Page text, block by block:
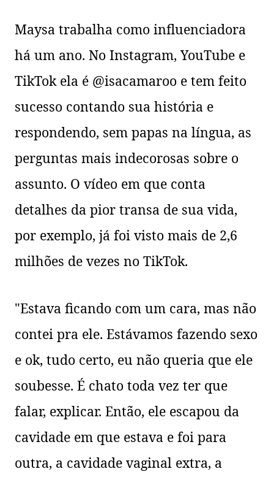
Maysa trabalha como influenciadora
há um ano. No Instagram, YouTube e
TikTok ela é @isacamaroo e tem feito
sucesso contando sua história e
respondendo, sem papas na língua, as
perguntas mais indecorosas sobre o
assunto. O vídeo em que conta
detalhes da pior transa de sua vida,
por exemplo, já foi visto mais de 2,6
milhões de vezes no TikTok.
"Estava ficando com um cara, mas não
contei pra ele. Estávamos fazendo sexo
e ok, tudo certo, eu não queria que ele
soubesse. É chato toda vez ter que
falar, explicar. Então, ele escapou da
cavidade em que estava e foi para
outra, a cavidade vaginal extra, a